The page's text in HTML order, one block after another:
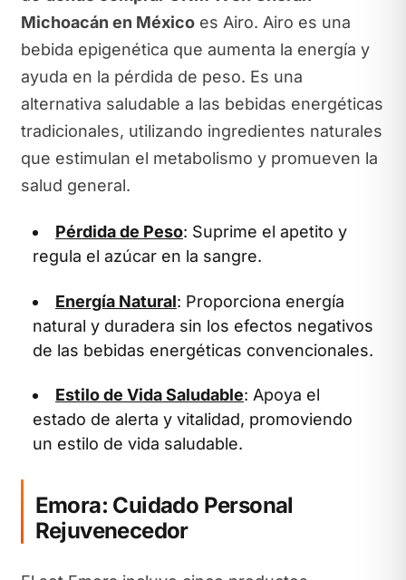
Michoacán en Méxicoes Airo. Airo es una
bebida epigenética que aumenta la energía y
ayuda en la pérdida de peso. Es una
alternativa saludable a las bebidas energéticas
tradicionales, utilizando ingredientes naturales
que estimulan el metabolismo y promueven la
salud general.
Pérdida de Peso: Suprime el apetito y
regula el azúcar en la sangre.
Energía Natural: Proporciona energía
natural y duradera sin los efectos negativos
de las bebidas energéticas convencionales.
Estilo de Vida Saludable: Apoya el
estado de alerta y vitalidad, promoviendo
un estilo de vida saludable.
Emora: Cuidado Personal
Rejuvenecedor